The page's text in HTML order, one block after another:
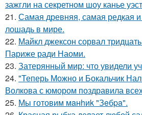
зажгли на секретном шоу канье
21. Самая древняя, самая редкая
лошадь в мире.
22. Майкл джексон сорвал
Париже ради Наоми.
23. Затерянный мир: что увидели
24. "Теперь Можно и Бокальчик
Волкова с юмором поздравила
25. Мы готовим мaнhиk "Зeбpa".